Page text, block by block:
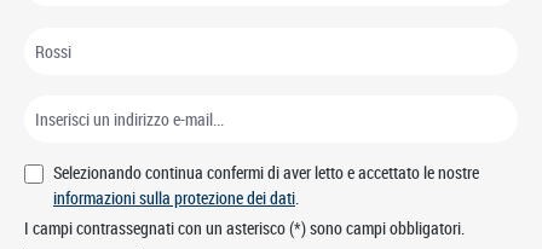
Selezionando continua confermi di aver letto e accettato le nostre
informazioni sulla protezione dei dati.
I campi contrassegnati con un asterisco (*) sono campi obbligatori.